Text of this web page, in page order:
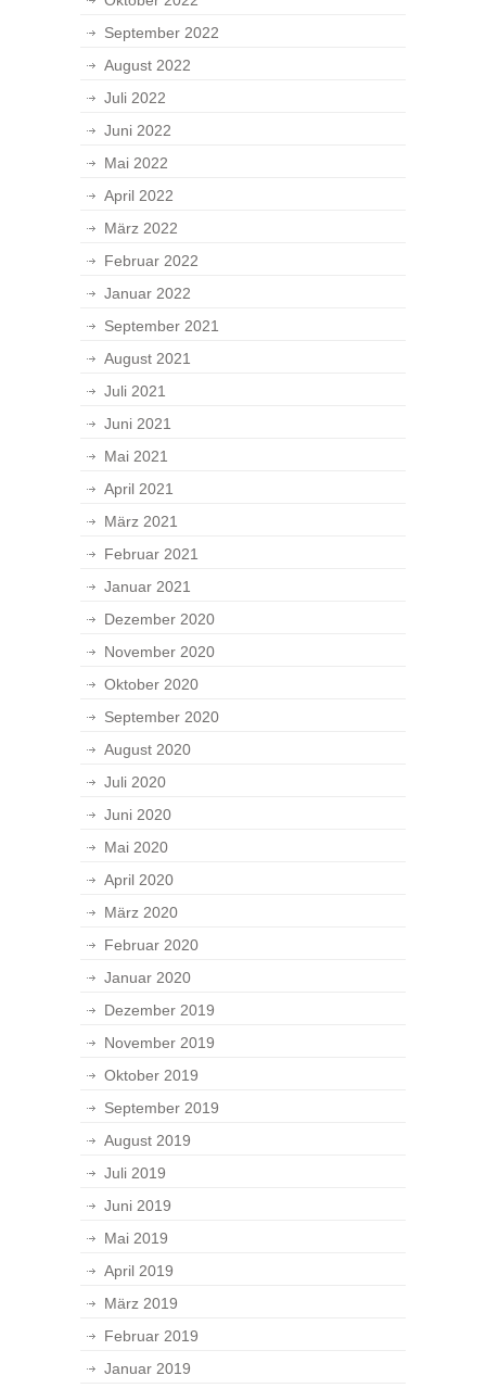
September 2022
August 2022
Juli 2022
Juni 2022
Mai 2022
April 2022
März 2022
Februar 2022
Januar 2022
September 2021
August 2021
Juli 2021
Juni 2021
Mai 2021
April 2021
März 2021
Februar 2021
Januar 2021
Dezember 2020
November 2020
Oktober 2020
September 2020
August 2020
Juli 2020
Juni 2020
Mai 2020
April 2020
März 2020
Februar 2020
Januar 2020
Dezember 2019
November 2019
Oktober 2019
September 2019
August 2019
Juli 2019
Juni 2019
Mai 2019
April 2019
März 2019
Februar 2019
Januar 2019